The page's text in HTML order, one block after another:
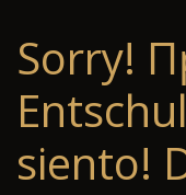
Sorry!
siento!